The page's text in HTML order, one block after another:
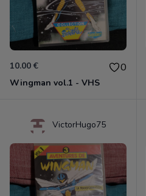
10.00 € 0
Wingman vol.1 - VHS
VictorHugo75